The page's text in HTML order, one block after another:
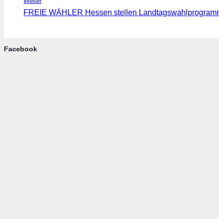
FREIE WÄHLER Hessen stellen
Facebook